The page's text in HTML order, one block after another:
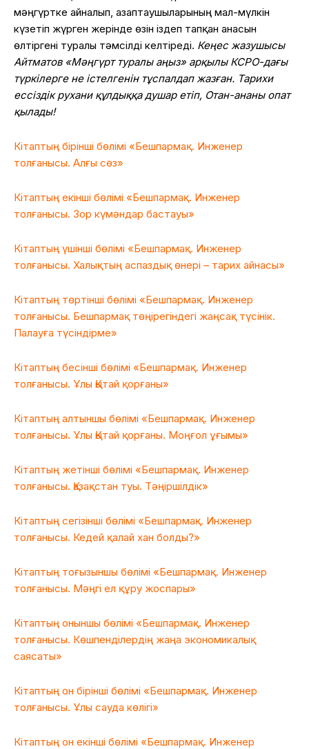
мәңгүртке айналып, азаптаушыларының мал-мүлкін
күзетіп жүрген жерінде өзін іздеп тапқан анасын
өлтіргені туралы тәмсілді келтіреді. Кеңес жазушысы
Айтматов «Мәңгүрт туралы аңыз» арқылы КСРО-дағы
түркілерге не істелгенін тұспалдап жазған. Тарихи
ессіздік рухани құлдыққа душар етіп, Отан-ананы опат
қылады!
Кітаптың бірінші бөлімі «Бешпармақ. Инженер
толғанысы. Алғы сөз»
Кітаптың екінші бөлімі «Бешпармақ. Инженер
толғанысы. Зор күмәндар бастауы»
Кітаптың үшінші бөлімі «Бешпармақ. Инженер
толғанысы. Халықтың аспаздық өнері – тарих айнасы»
Кітаптың төртінші бөлімі «Бешпармақ. Инженер
толғанысы. Бешпармақ төңірегіндегі жаңсақ түсінік.
Палауға түсіндірме»
Кітаптың бесінші бөлімі «Бешпармақ. Инженер
толғанысы. Ұлы Қытай қорғаны»
Кітаптың алтыншы бөлімі «Бешпармақ. Инженер
толғанысы. Ұлы Қытай қорғаны. Моңғол ұғымы»
Кітаптың жетінші бөлімі «Бешпармақ. Инженер
толғанысы. Қазақстан туы. Тәңіршілдік»
Кітаптың сегізінші бөлімі «Бешпармақ. Инженер
толғанысы. Кедей қалай хан болды?»
Кітаптың тоғызыншы бөлімі «Бешпармақ. Инженер
толғанысы. Мәңгі ел құру жоспары»
Кітаптың оныншы бөлімі «Бешпармақ. Инженер
толғанысы. Көшпенділердің жаңа экономикалық
саясаты»
Кітаптың он бірінші бөлімі «Бешпармақ. Инженер
толғанысы. Ұлы сауда көлігі»
Кітаптың он екінші бөлімі «Бешпармақ. Инженер